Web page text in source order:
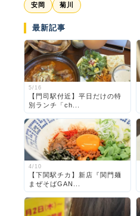
安岡 菊川
最新記事
5/16
【門司駅付近】平日だけの特
別ランチ「ch...
4/10
【下関駅チカ】新店『関門麺
まぜそばGAN...